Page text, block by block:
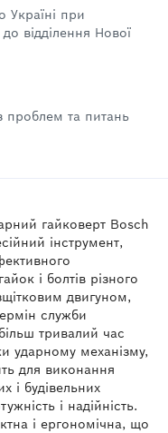
Україні при
відділення Нової
проблем та питань
гайковерт Bosch
інструмент,
і болтів різного
двигуном,
служби
тривалий час
ударному механізму,
для виконання
і будівельних
і надійність.
і ергономічна, що